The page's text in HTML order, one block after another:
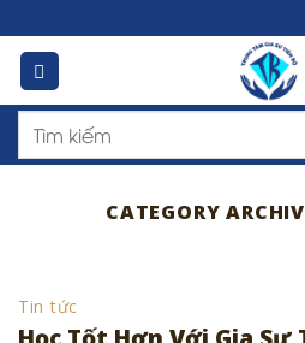
to
content
CATEGORY
Tin tức